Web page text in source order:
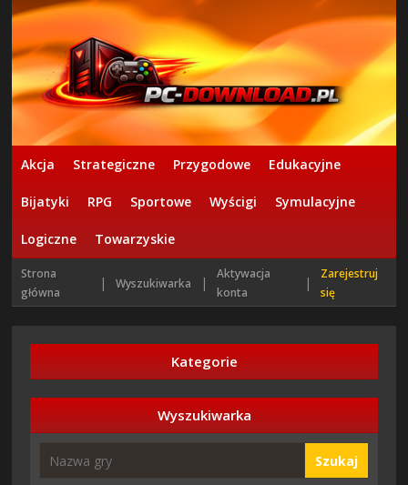
Akcja Strategiczne Przygodowe Edukacyjne
Bijatyki RPG Sportowe Wyścigi Symulacyjne
Logiczne Towarzyskie
Strona
główna
| Wyszukiwarka |
Aktywacja
konta
|
Zarejestruj
się
Kategorie
Wyszukiwarka
Szukaj